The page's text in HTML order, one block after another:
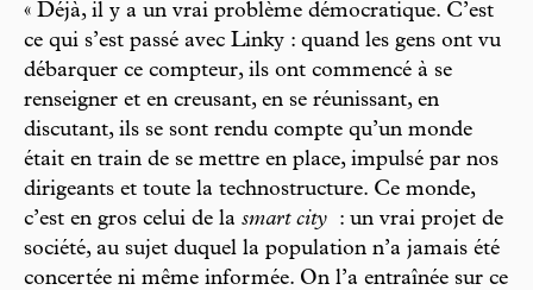
« Déjà, il y a un vrai problème démocratique. C’est
ce qui s’est passé avec Linky : quand les gens ont vu
débarquer ce compteur, ils ont commencé à se
renseigner et en creusant, en se réunissant, en
discutant, ils se sont rendu compte qu’un monde
était en train de se mettre en place, impulsé par nos
dirigeants et toute la technostructure. Ce monde,
c’est en gros celui de la smart city
: un vrai projet de
société, au sujet duquel la population n’a jamais été
concertée ni même informée. On l’a entraînée sur ce